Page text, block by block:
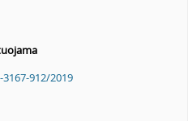
3167-912/2019